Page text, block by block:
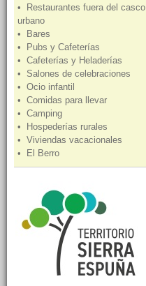
• Restaurantes fuera del casco
urbano
• Bares
• Pubs y Cafeterías
• Cafeterías y Heladerías
• Salones de celebraciones
• Ocio infantil
• Comidas para llevar
• Camping
• Hospederías rurales
• Viviendas vacacionales
• El Berro